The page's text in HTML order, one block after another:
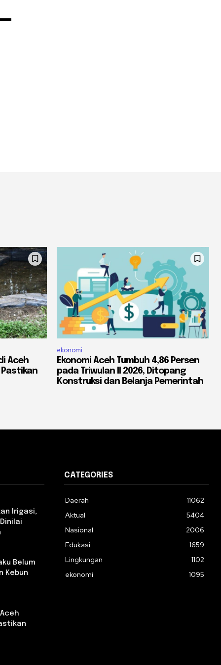
Aceh
Pastikan
ekonomi
Ekonomi Aceh Tumbuh 4,86 Persen
pada Triwulan II 2026, Ditopang
Konstruksi dan Belanja Pemerintah
Irigasi,
Belum
Kebun
CATEGORIES
Daerah
11062
Aktual
5404
Nasional
2006
Edukasi
1659
Lingkungan
1102
ekonomi
1095